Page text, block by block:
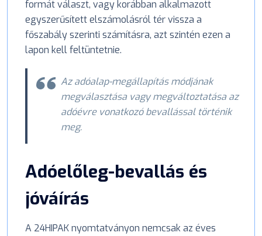
formát választ, vagy korábban alkalmazott
egyszerűsített elszámolásról tér vissza a
főszabály szerinti számításra, azt szintén ezen a
lapon kell feltüntetnie.
Az adóalap-megállapítás módjának
megválasztása vagy megváltoztatása az
adóévre vonatkozó bevallással történik
meg.
Adóelőleg-bevallás és
jóváírás
A 24HIPAK nyomtatványon nemcsak az éves